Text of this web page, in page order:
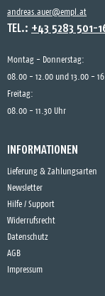
andreas.auer@empl.at
TEL.: +43 5283 501-
Montag - Donnerstag:
08.00 - 12.00 und 13.00 -
Freitag:
08.00 - 11.30 Uhr
INFORMATIONEN
Lieferung & Zahlungsarten
Newsletter
Hilfe / Support
Widerrufsrecht
Datenschutz
AGB
Impressum